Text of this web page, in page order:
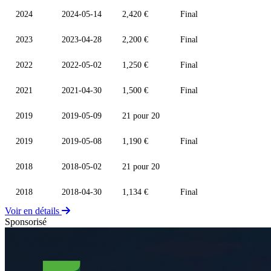
2024 2024-05-14 2,420 € Final
2023 2023-04-28 2,200 € Final
2022 2022-05-02 1,250 € Final
2021 2021-04-30 1,500 € Final
2019 2019-05-09 21 pour 20
2019 2019-05-08 1,190 € Final
2018 2018-05-02 21 pour 20
2018 2018-04-30 1,134 € Final
Voir en détails
Sponsorisé